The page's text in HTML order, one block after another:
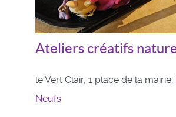
Ateliers créatifs
le Vert Clair, 1 place de la mairie,
Neufs